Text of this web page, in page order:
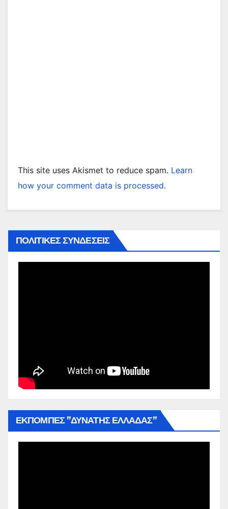
This site uses Akismet to reduce spam. Learn
how your comment data is processed.
ΠΟΛΙΤΙΚΕΣ ΣΥΝΔΕΣΕΙΣ
ΕΚΠΟΜΠΕΣ ”ΔΥΝΑΤΗΣ ΕΛΛΑΔΑΣ”